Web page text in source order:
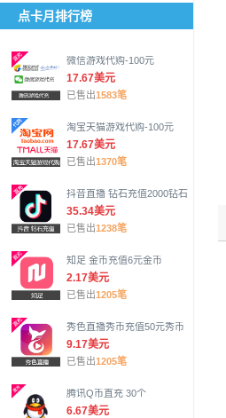
点卡月排行榜
微信游戏代购-100元
17.67美元
已售出1583笔
淘宝天猫游戏代购-100元
17.67美元
已售出1370笔
抖音直播 钻石充值2000钻石
35.34美元
已售出1238笔
知足 金币充值6元金币
2.17美元
已售出1205笔
秀色直播秀币充值50元秀币
9.17美元
已售出1205笔
腾讯Q币直充 30个
6.67美元